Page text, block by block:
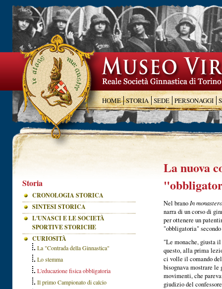
HOME STORIA SEDE PERSONAGGI
Storia
CRONOLOGIA STORICA
SINTESI STORICA
L'UNASCI E LE SOCIETÀ
SPORTIVE STORICHE
CURIOSITÀ
La "Contrada della Ginnastica"
Lo stemma
L'educazione fisica obbligatoria
Il primo Campionato di calcio
La nuova
Nel brano In monastero
narra di un corso di
per ottenere un
"obbligatoria"
"Le monache, giusta
questo, alla prima
ci volle il comando
bisognava mostrare
movimenti, che
giudizio del